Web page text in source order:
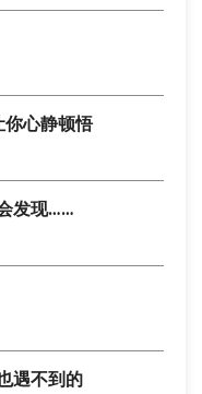
你心静顿悟
发现……
遇不到的